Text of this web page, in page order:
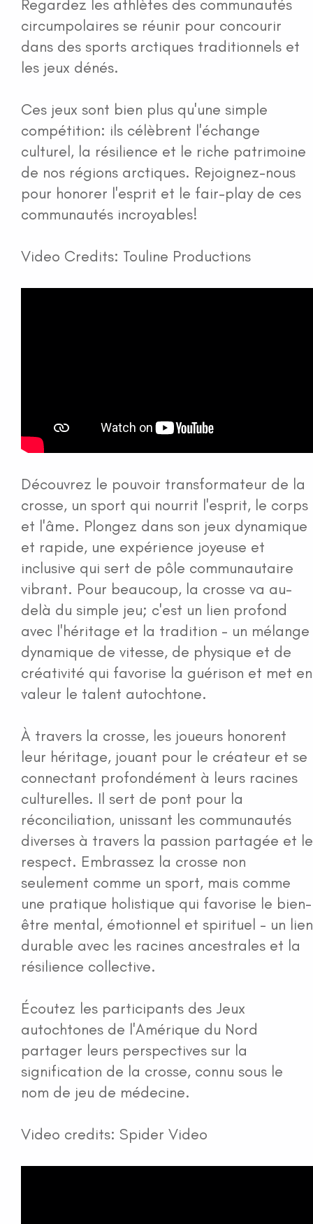
Regardez les athlètes des communautés
circumpolaires se réunir pour concourir
dans des sports arctiques traditionnels et
les jeux dénés.
Ces jeux sont bien plus qu'une simple
compétition: ils célèbrent l'échange
culturel, la résilience et le riche patrimoine
de nos régions arctiques. Rejoignez-nous
pour honorer l'esprit et le fair-play de ces
communautés incroyables!
Video Credits: Touline Productions
Découvrez le pouvoir transformateur de la
crosse, un sport qui nourrit l'esprit, le corps
et l'âme. Plongez dans son jeux dynamique
et rapide, une expérience joyeuse et
inclusive qui sert de pôle communautaire
vibrant. Pour beaucoup, la crosse va au-
delà du simple jeu; c'est un lien profond
avec l'héritage et la tradition - un mélange
dynamique de vitesse, de physique et de
créativité qui favorise la guérison et met en
valeur le talent autochtone.
À travers la crosse, les joueurs honorent
leur héritage, jouant pour le créateur et se
connectant profondément à leurs racines
culturelles. Il sert de pont pour la
réconciliation, unissant les communautés
diverses à travers la passion partagée et le
respect. Embrassez la crosse non
seulement comme un sport, mais comme
une pratique holistique qui favorise le bien-
être mental, émotionnel et spirituel - un lien
durable avec les racines ancestrales et la
résilience collective.
Écoutez les participants des Jeux
autochtones de l'Amérique du Nord
partager leurs perspectives sur la
signification de la crosse, connu sous le
nom de jeu de médecine.
Video credits: Spider Video